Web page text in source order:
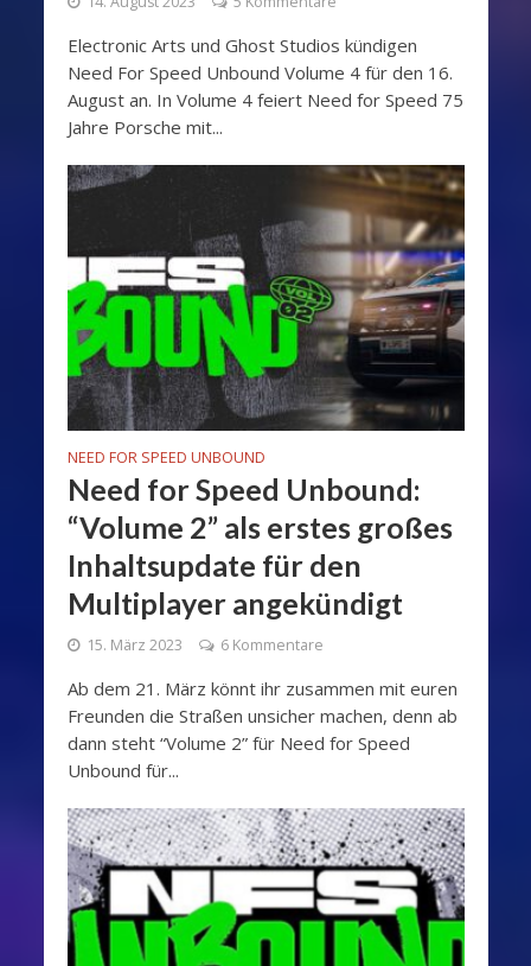
Electronic Arts und Ghost Studios kündigen
Need For Speed Unbound Volume 4 für den 16.
August an. In Volume 4 feiert Need for Speed 75
Jahre Porsche mit...
NEED FOR SPEED UNBOUND
Need for Speed Unbound:
“Volume 2” als erstes großes
Inhaltsupdate für den
Multiplayer angekündigt
15. März 2023 6 Kommentare
Ab dem 21. März könnt ihr zusammen mit euren
Freunden die Straßen unsicher machen, denn ab
dann steht “Volume 2” für Need for Speed
Unbound für...